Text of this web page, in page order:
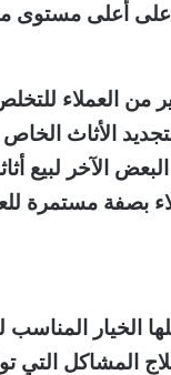
على أعلى مستوى
العملاء
بتجديد
الآخر لبيع
بصفة
الخيار
التي